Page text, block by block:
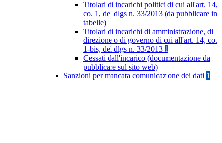
Titolari di incarichi politici di cui all'art. 14,
co. 1, del dlgs n. 33/2013 (da pubblicare in
tabelle)
Titolari di incarichi di amministrazione, di
direzione o di governo di cui all'art. 14, co.
1-bis, del dlgs n. 33/2013 1
Cessati dall'incarico (documentazione da
pubblicare sul sito web)
Sanzioni per mancata comunicazione dei dati 1